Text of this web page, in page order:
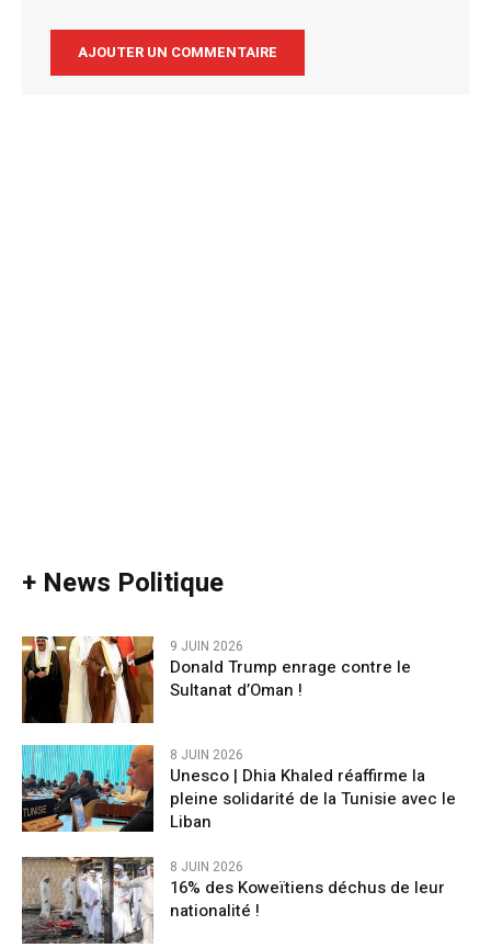
+ News Politique
9 JUIN 2026
Donald Trump enrage contre le
Sultanat d’Oman !
8 JUIN 2026
Unesco | Dhia Khaled réaffirme la
pleine solidarité de la Tunisie avec le
Liban
8 JUIN 2026
16% des Koweïtiens déchus de leur
nationalité !